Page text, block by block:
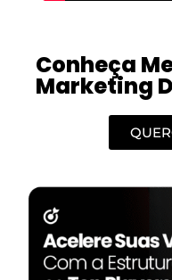
Conheça
Marketing